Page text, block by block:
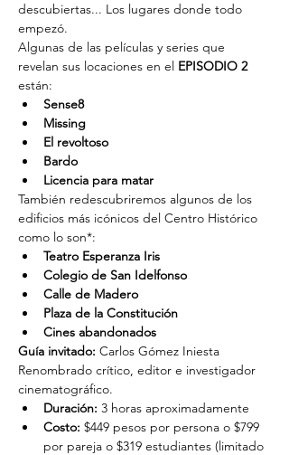
descubiertas... Los lugares donde todo
empezó.
Algunas de las películas y series que
revelan sus locaciones en el EPISODIO 2
están:
Sense8
Missing
El revoltoso
Bardo
Licencia para matar
También redescubriremos algunos de los
edificios más icónicos del Centro Histórico
como lo son*:
Teatro Esperanza Iris
Colegio de San Idelfonso
Calle de Madero
Plaza de la Constitución
Cines abandonados
Guía invitado: Carlos Gómez Iniesta
Renombrado crítico, editor e investigador
cinematográfico.
Duración: 3 horas aproximadamente
Costo: $449 pesos por persona o $799
por pareja o $319 estudiantes (limitado